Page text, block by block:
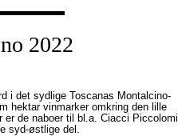
2022
i det sydlige Toscanas Montalcino-
hektar vinmarker omkring den lille
de naboer til bl.a. Ciacci
syd-østlige del.